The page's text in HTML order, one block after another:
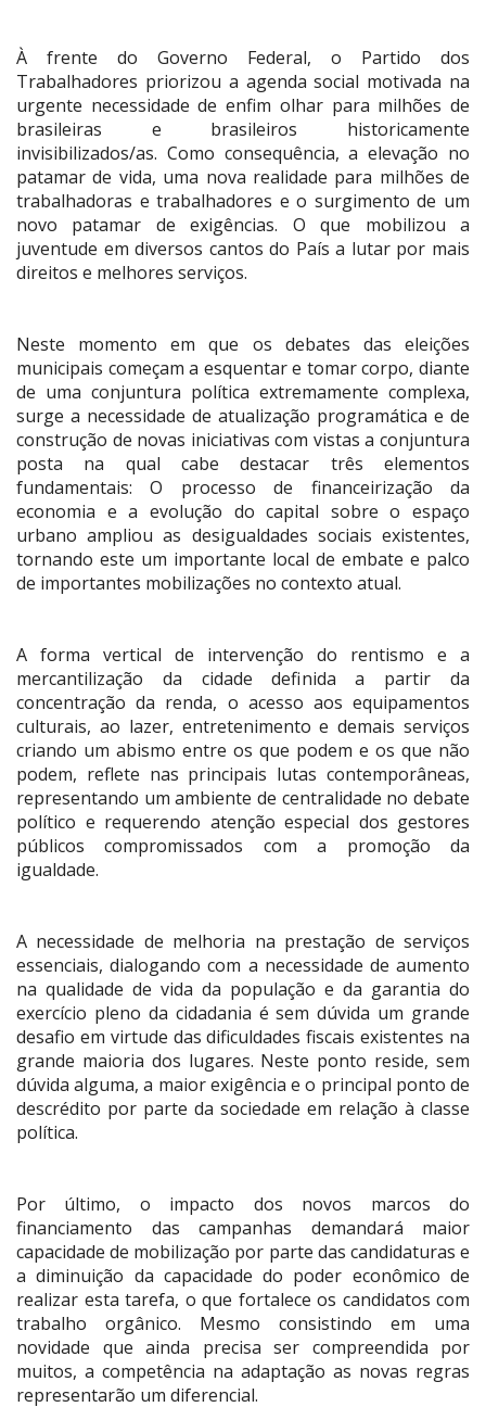
À frente do Governo Federal, o Partido dos
Trabalhadores priorizou a agenda social motivada na
urgente necessidade de enfim olhar para milhões de
brasileiras e brasileiros historicamente
invisibilizados/as. Como consequência, a elevação no
patamar de vida, uma nova realidade para milhões de
trabalhadoras e trabalhadores e o surgimento de um
novo patamar de exigências. O que mobilizou a
juventude em diversos cantos do País a lutar por mais
direitos e melhores serviços.
Neste momento em que os debates das eleições
municipais começam a esquentar e tomar corpo, diante
de uma conjuntura política extremamente complexa,
surge a necessidade de atualização programática e de
construção de novas iniciativas com vistas a conjuntura
posta na qual cabe destacar três elementos
fundamentais: O processo de financeirização da
economia e a evolução do capital sobre o espaço
urbano ampliou as desigualdades sociais existentes,
tornando este um importante local de embate e palco
de importantes mobilizações no contexto atual.
A forma vertical de intervenção do rentismo e a
mercantilização da cidade definida a partir da
concentração da renda, o acesso aos equipamentos
culturais, ao lazer, entretenimento e demais serviços
criando um abismo entre os que podem e os que não
podem, reflete nas principais lutas contemporâneas,
representando um ambiente de centralidade no debate
político e requerendo atenção especial dos gestores
públicos compromissados com a promoção da
igualdade.
A necessidade de melhoria na prestação de serviços
essenciais, dialogando com a necessidade de aumento
na qualidade de vida da população e da garantia do
exercício pleno da cidadania é sem dúvida um grande
desafio em virtude das dificuldades fiscais existentes na
grande maioria dos lugares. Neste ponto reside, sem
dúvida alguma, a maior exigência e o principal ponto de
descrédito por parte da sociedade em relação à classe
política.
Por último, o impacto dos novos marcos do
financiamento das campanhas demandará maior
capacidade de mobilização por parte das candidaturas e
a diminuição da capacidade do poder econômico de
realizar esta tarefa, o que fortalece os candidatos com
trabalho orgânico. Mesmo consistindo em uma
novidade que ainda precisa ser compreendida por
muitos, a competência na adaptação as novas regras
representarão um diferencial.